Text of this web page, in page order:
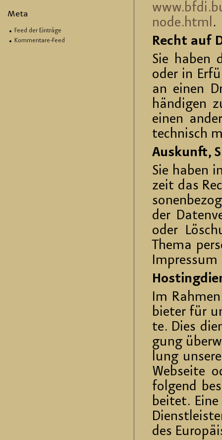
Meta
Feed der Einträge
Kommentare-Feed
node.​html.
Recht auf
Sie haben
oder in
an einen
hän­di­gen
einen
tech­nisch
Aus­kunft,
Sie haben
zeit das
der
oder
Thema
Im­pres­sum
Im
bie­ter für
te. Dies
gung
lung
Web­sei­te
fol­gend
bei­tet.
des